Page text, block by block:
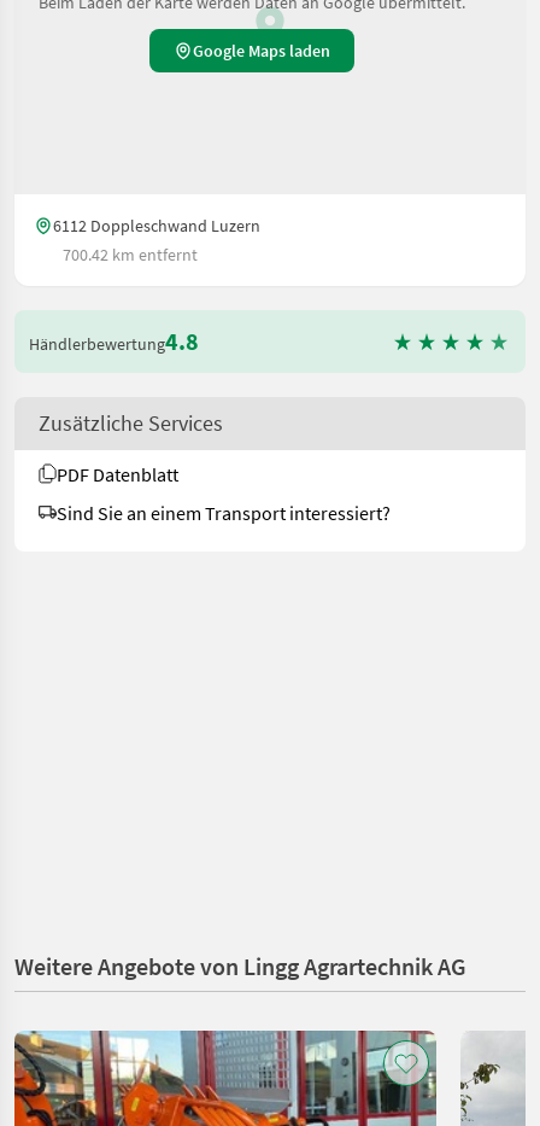
Google Maps laden
6112 Doppleschwand Luzern
700.42 km entfernt
Händlerbewertung4.8
Zusätzliche Services
PDF Datenblatt
Sind Sie an einem Transport interessiert?
Weitere Angebote von Lingg Agrartechnik AG